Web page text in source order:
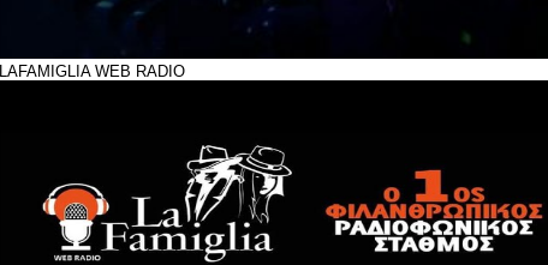
LAFAMIGLIA WEB RADIO